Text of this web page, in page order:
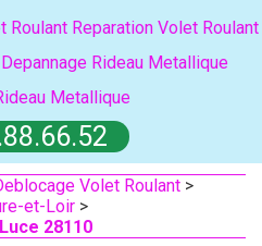
Roulant Reparation Volet Roulant
Depannage Rideau Metallique
Metallique
Volet Roulant >
et-Loir >
28110